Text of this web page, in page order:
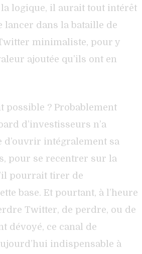
logique, il aurait tout intérêt
lancer dans la bataille de
minimaliste, pour y
ajoutée qu’ils ont en
possible ? Probablement
d’investisseurs n’a
d’ouvrir intégralement sa
pour se recentrer sur la
pourrait tirer de
base. Et pourtant, à l’heure
Twitter, de perdre, ou de
dévoyé, ce canal de
indispensable à